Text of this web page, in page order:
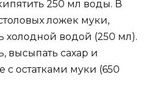
250 мл воды. В
ложек муки,
холодной водой (250 мл).
высыпать сахар и
остатками муки (650